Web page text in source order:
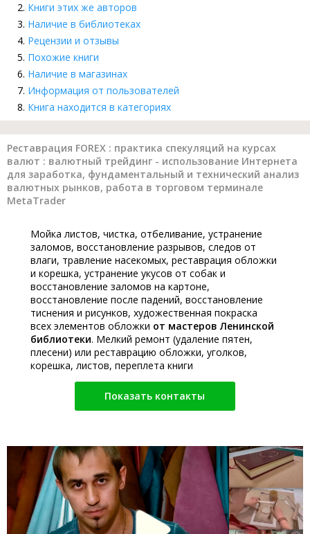
Книги этих же авторов
Наличие в библиотеках
Рецензии и отзывы
Похожие книги
Наличие в магазинах
Информация от пользователей
Книга находится в категориях
Реставрация FOREX : практика спекуляций на курсах
валют : валютный трейдинг - использование Интернета
для заработка, фундаментальный и технический анализ
валютных рынков, работа в торговом терминале
MetaTrader
Мойка листов, чистка, отбеливание, устранение
заломов, восстановление разрывов, следов от
влаги, травление насекомых, реставрация обложки
и корешка, устранение укусов от собак и
восстановление заломов на картоне,
восстановление после падений, восстановление
тиснения и рисунков, художественная покраска
всех элементов обложки от мастеров Ленинской
библиотеки. Мелкий ремонт (удаление пятен,
плесени) или реставрацию обложки, уголков,
корешка, листов, переплета книги
Показать контакты